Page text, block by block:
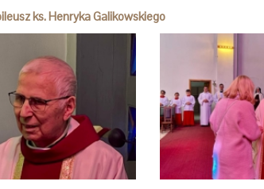
ks. Henryka Galikowskiego